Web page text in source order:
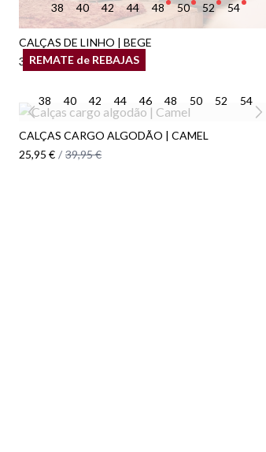
38 40 42 44 48 50 52 54
CALÇAS DE LINHO | BEGE
39,95 €
REMATE de REBAJAS
38 40 42 44 46 48 50 52 54
CALÇAS CARGO ALGODÃO | CAMEL
25,95 € / 39,95 €